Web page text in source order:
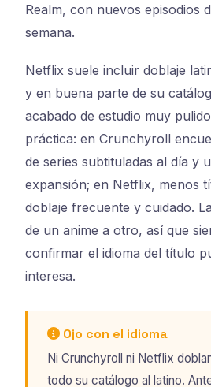
Realm, con nuevos episodios
semana.
Netflix suele incluir doblaje
y en buena parte de su
acabado de estudio muy
práctica: en Crunchyroll
de series subtituladas al día y
expansión; en Netflix, menos
doblaje frecuente y cuidado.
de un anime a otro, así que
confirmar el idioma del título
interesa.
Ojo con el idioma
Ni Crunchyroll ni Netflix
todo su catálogo al latino.